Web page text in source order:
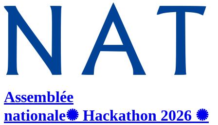
Assemblée
nationale✺ Hackathon 2026 ✺